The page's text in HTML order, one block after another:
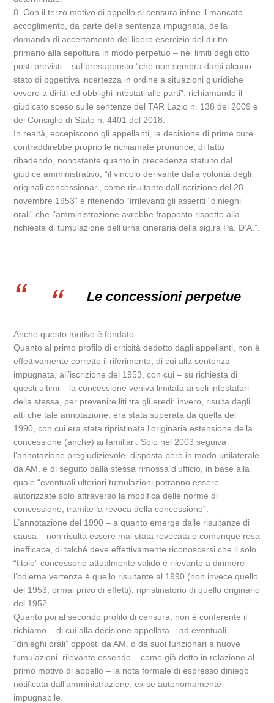
8. Con il terzo motivo di appello si censura infine il mancato
accoglimento, da parte della sentenza impugnata, della
domanda di accertamento del libero esercizio del diritto
primario alla sepoltura in modo perpetuo – nei limiti degli otto
posti previsti – sul presupposto “che non sembra darsi alcuno
stato di oggettiva incertezza in ordine a situazioni giuridiche
ovvero a diritti ed obblighi intestati alle parti”, richiamando il
giudicato sceso sulle sentenze del TAR Lazio n. 138 del 2009 e
del Consiglio di Stato n. 4401 del 2018.
In realtà, eccepiscono gli appellanti, la decisione di prime cure
contraddirebbe proprio le richiamate pronunce, di fatto
ribadendo, nonostante quanto in precedenza statuito dal
giudice amministrativo, “il vincolo derivante dalla volontà degli
originali concessionari, come risultante dall’iscrizione del 28
novembre 1953” e ritenendo “irrilevanti gli asseriti “dinieghi
orali” che l’amministrazione avrebbe frapposto rispetto alla
richiesta di tumulazione dell’urna cineraria della sig.ra Pa. D’A.”.
Le concessioni perpetue
Anche questo motivo è fondato.
Quanto al primo profilo di criticità dedotto dagli appellanti, non è
effettivamente corretto il riferimento, di cui alla sentenza
impugnata, all’iscrizione del 1953, con cui – su richiesta di
questi ultimi – la concessione veniva limitata ai soli intestatari
della stessa, per prevenire liti tra gli eredi: invero, risulta dagli
atti che tale annotazione, era stata superata da quella del
1990, con cui era stata ripristinata l’originaria estensione della
concessione (anche) ai familiari. Solo nel 2003 seguiva
l’annotazione pregiudizievole, disposta però in modo unilaterale
da AM. e di seguito dalla stessa rimossa d’ufficio, in base alla
quale “eventuali ulteriori tumulazioni potranno essere
autorizzate solo attraverso la modifica delle norme di
concessione, tramite la revoca della concessione”.
L’annotazione del 1990 – a quanto emerge dalle risultanze di
causa – non risulta essere mai stata revocata o comunque resa
inefficace, di talché deve effettivamente riconoscersi che il solo
“titolo” concessorio attualmente valido e rilevante a dirimere
l’odierna vertenza è quello risultante al 1990 (non invece quello
del 1953, ormai privo di effetti), ripristinatorio di quello originario
del 1952.
Quanto poi al secondo profilo di censura, non è conferente il
richiamo – di cui alla decisione appellata – ad eventuali
“dinieghi orali” opposti da AM. o da suoi funzionari a nuove
tumulazioni, rilevante essendo – come già detto in relazione al
primo motivo di appello – la nota formale di espresso diniego
notificata dall’amministrazione, ex se autonomamente
impugnabile.